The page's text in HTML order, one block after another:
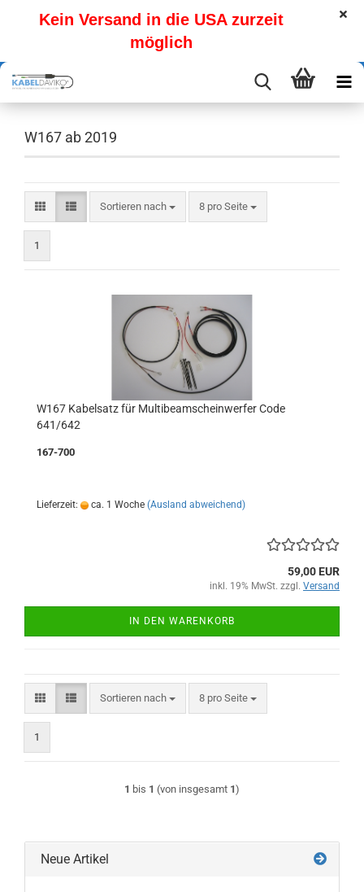
Kein Versand in die USA zurzeit
möglich
W167 ab 2019
Sortieren nach
Sortieren nach 8 pro Seite
pro Seite
1
W167 Kabelsatz für Multibeamscheinwerfer Code
641/642
167-700
Lieferzeit: ca. 1 Woche (Ausland abweichend)
59,00 EUR
inkl. 19% MwSt. zzgl. Versand
IN DEN WARENKORB
Sortieren nach
Sortieren nach 8 pro Seite
pro Seite
1
1 bis 1 (von insgesamt 1)
Neue Artikel